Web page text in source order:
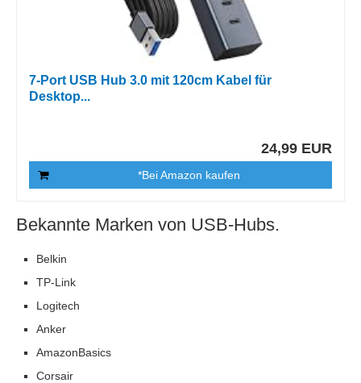
7-Port USB Hub 3.0 mit 120cm Kabel für
Desktop...
24,99 EUR
*Bei Amazon kaufen
Bekannte Marken von USB-Hubs.
Belkin
TP-Link
Logitech
Anker
AmazonBasics
Corsair